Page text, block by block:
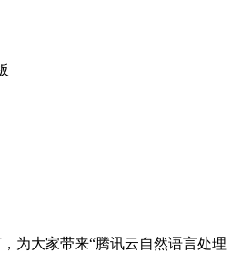
为大家带来“腾讯云自然语言处理